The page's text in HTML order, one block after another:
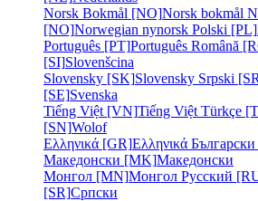
Norsk Bokmål [NO]Norsk bokmål
[NO]Norwegian nynorsk Polski [PL]
Português [PT]Português Română
[SI]Slovenšcina
Slovensky [SK]Slovensky Srpski
[SE]Svenska
Tiếng Việt [VN]Tiếng Việt Türkçe
[SN]Wolof
Ελληνικά [GR]Ελληνικά
Македонски [MK]Македонски
Монгол [MN]Монгол Русский
[SR]Српски